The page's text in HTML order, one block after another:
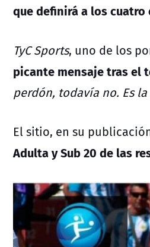
que definirá a los
TyC Sports, uno de los
picante mensaje tras el
perdón, todavía no. Es
El sitio, en su
Adulta y Sub 20 de las